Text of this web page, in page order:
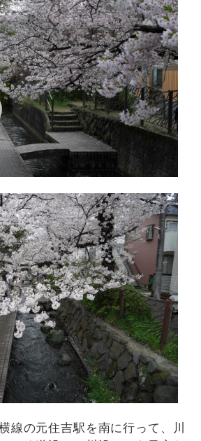
線の元住吉駅を南に行って、川